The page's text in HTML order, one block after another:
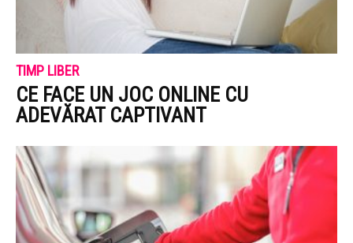
TIMP LIBER
CE FACE UN JOC ONLINE CU
ADEVĂRAT CAPTIVANT